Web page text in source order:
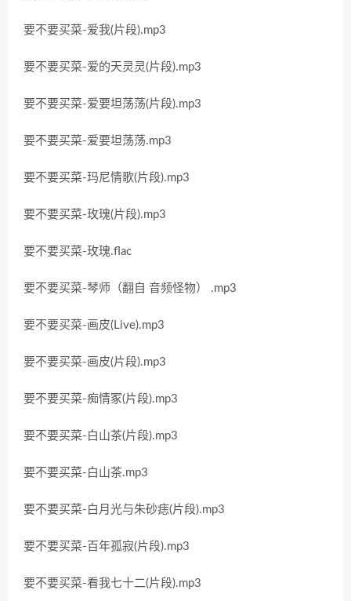
要不要买菜-爱我(片段).mp3
要不要买菜-爱的天灵灵(片段).mp3
要不要买菜-爱要坦荡荡(片段).mp3
要不要买菜-爱要坦荡荡.mp3
要不要买菜-玛尼情歌(片段).mp3
要不要买菜-玫瑰(片段).mp3
要不要买菜-玫瑰.flac
要不要买菜-琴师（翻自 音频怪物） .mp3
要不要买菜-画皮(Live).mp3
要不要买菜-画皮(片段).mp3
要不要买菜-痴情冢(片段).mp3
要不要买菜-白山茶(片段).mp3
要不要买菜-白山茶.mp3
要不要买菜-白月光与朱砂痣(片段).mp3
要不要买菜-百年孤寂(片段).mp3
要不要买菜-看我七十二(片段).mp3